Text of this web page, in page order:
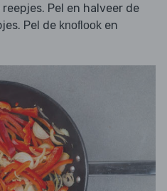
Pel en halveer de
Pel de knoflook en